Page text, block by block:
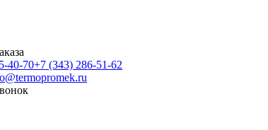
40-70+7 (343) 286-51-62